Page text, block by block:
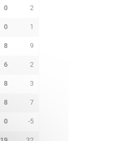
0 2
0 1
8 9
6 2
8 3
8 7
0 -5